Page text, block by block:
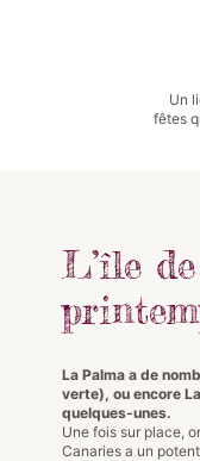
Un
fêtes
L’île
La Palma a de
verte), ou encore
quelques-unes.
Une fois sur place,
Canaries a un